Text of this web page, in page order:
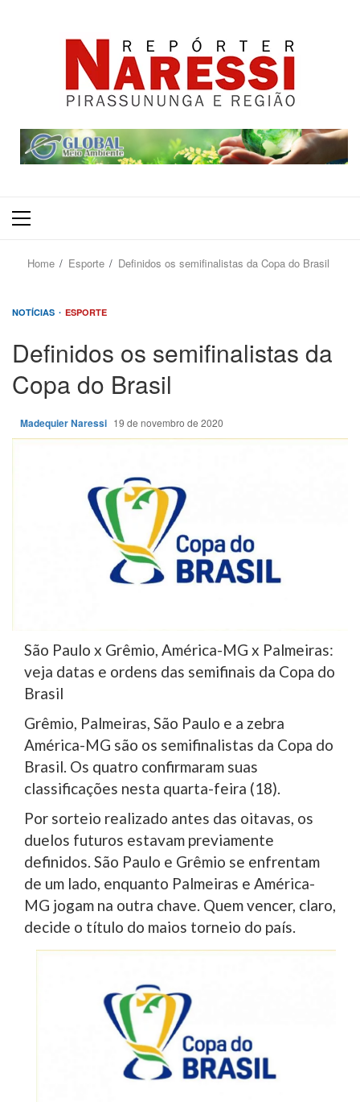
Primary
Home Esporte Definidos os semifinalistas da Copa do Brasil
NOTÍCIAS ESPORTE
Definidos os semifinalistas da
Copa do Brasil
Madequier Naressi 19 de novembro de 2020
São Paulo x Grêmio, América-MG x Palmeiras:
veja datas e ordens das semifinais da Copa do
Brasil
Grêmio, Palmeiras, São Paulo e a zebra
América-MG são os semifinalistas da Copa do
Brasil. Os quatro confirmaram suas
classificações nesta quarta-feira (18).
Por sorteio realizado antes das oitavas, os
duelos futuros estavam previamente
definidos. São Paulo e Grêmio se enfrentam
de um lado, enquanto Palmeiras e América-
MG jogam na outra chave. Quem vencer, claro,
decide o título do maios torneio do país.